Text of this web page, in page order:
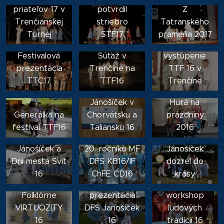
priateľov 17 v
Trenčianskej
Turnej
potvrdil
striebro
STF17
Z
Tatranského
prameňa 2017
Festivalová
prezentácia
TTC17
Súťaž v
Trenčíne na
TTF16
Prípravy na
vystúpenie
TTF 16 v
Trenčíne
Generálka na
festival TTF16
Jánošíček v
Chorvátsku a
Taliansku 16
Hurá na
prázdniny
2016
Jánošíček a
Dni mesta Svit
16
Jánošíček Svit
na jubilejnom
20. ročníku MF
DFS KB16/IF
ChFE CD16
Jánošíček
dozrel do
krásy
Folklórne
VIRTUOZITY
16
Ďalšia
úspešná
prezentácia
DFS Jánošíček
16
Tanečný
workshop
ľudových
tradícií 16